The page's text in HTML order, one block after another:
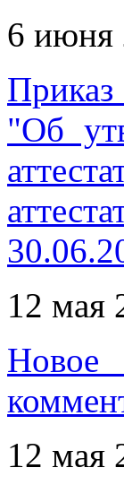
6 июня
"Об
12 мая
Новое
12 мая